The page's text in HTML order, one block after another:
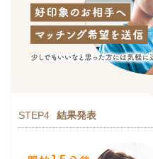
STEP4 結果発表